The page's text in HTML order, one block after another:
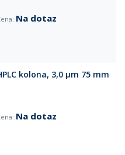
Na dotaz
kolona, 3,0 µm 75 mm
Na dotaz